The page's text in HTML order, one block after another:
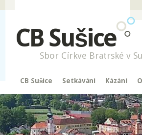
CB Sušice
Sbor Církve Bratrské v
CB Sušice Setkávání Kázání